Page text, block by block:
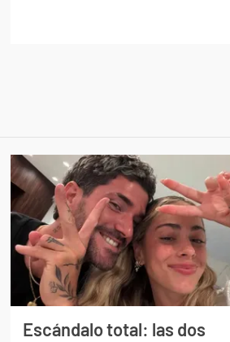
Escándalo total: las dos